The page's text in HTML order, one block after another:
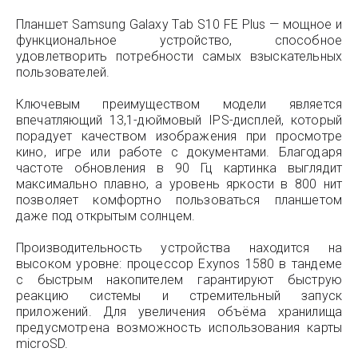
Планшет Samsung Galaxy Tab S10 FE Plus — мощное и
функциональное устройство, способное
удовлетворить потребности самых взыскательных
пользователей.
Ключевым преимуществом модели является
впечатляющий 13,1-дюймовый IPS-дисплей, который
порадует качеством изображения при просмотре
кино, игре или работе с документами. Благодаря
частоте обновления в 90 Гц картинка выглядит
максимально плавно, а уровень яркости в 800 нит
позволяет комфортно пользоваться планшетом
даже под открытым солнцем.
Производительность устройства находится на
высоком уровне: процессор Exynos 1580 в тандеме
с быстрым накопителем гарантируют быструю
реакцию системы и стремительный запуск
приложений. Для увеличения объёма хранилища
предусмотрена возможность использования карты
microSD.